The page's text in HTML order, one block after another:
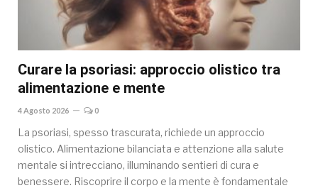
Curare la psoriasi: approccio olistico tra
alimentazione e mente
4 Agosto 2026 0
La psoriasi, spesso trascurata, richiede un approccio
olistico. Alimentazione bilanciata e attenzione alla salute
mentale si intrecciano, illuminando sentieri di cura e
benessere. Riscoprire il corpo e la mente è fondamentale